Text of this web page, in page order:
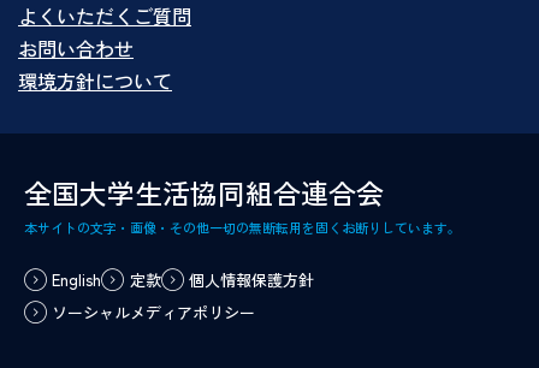
よくいただくご質問
お問い合わせ
環境方針について
English 定款
個人情報保護方針
ソーシャルメディアポリシー
全国大学生活協同組合連合会
本サイトの文字・画像・その他一切の無断転用を固くお断りしています。